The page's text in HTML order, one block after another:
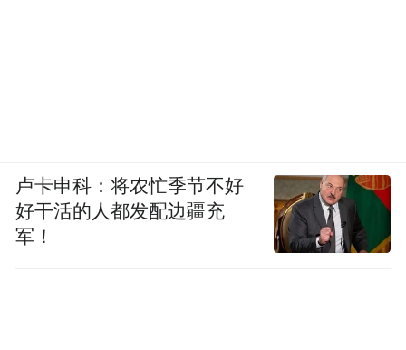
卢卡申科：将农忙季节不好
好干活的人都发配边疆充
军！